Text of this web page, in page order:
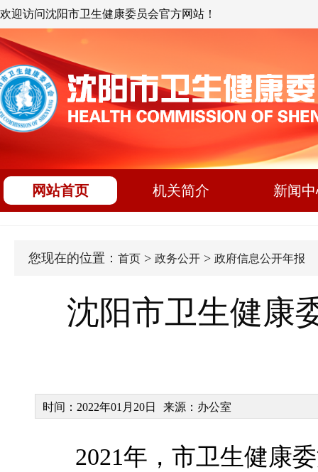
欢迎访问沈阳市卫生健康委员会官方网站！
网站首页 机关简介 新闻
您现在的位置： 首页 > 政务公开 > 政府信息公开年报
沈阳市卫生健康
时间：2022年01月20日 来源：办公室
2021年，市卫生健康